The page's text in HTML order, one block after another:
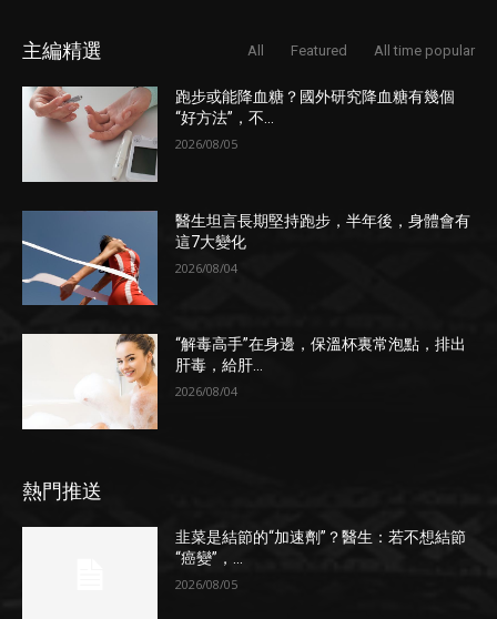
主編精選 All Featured All time popular
跑步或能降血糖？國外研究降血糖有幾個
“好方法”，不...
2026/08/05
醫生坦言長期堅持跑步，半年後，身體會有
這7大變化
2026/08/04
“解毒高手”在身邊，保溫杯裏常泡點，排出
肝毒，給肝...
2026/08/04
熱門推送
韭菜是結節的“加速劑”？醫生：若不想結節
“癌變”，...
2026/08/05